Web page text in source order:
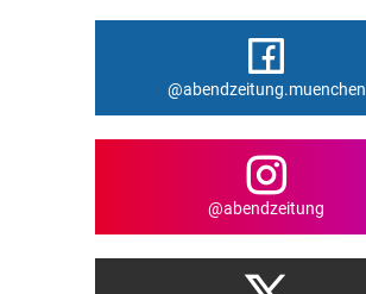
@abendzeitung.muenchen
@abendzeitung